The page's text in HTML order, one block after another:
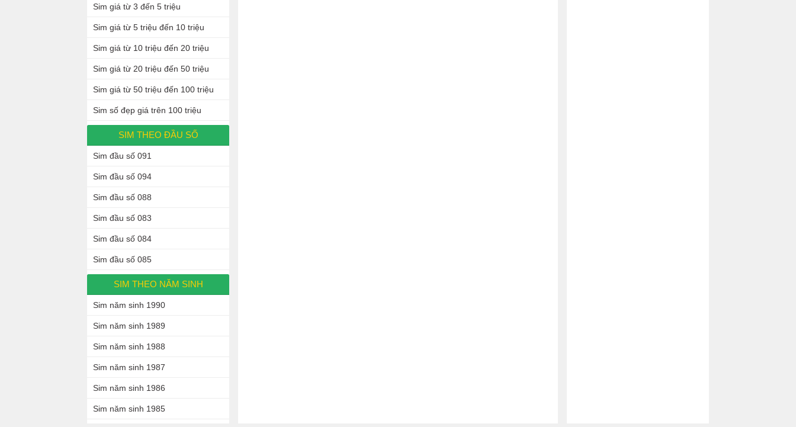
Sim giá từ 3 đến 5 triệu
Sim giá từ 5 triệu đến 10 triệu
Sim giá từ 10 triệu đến 20 triệu
Sim giá từ 20 triệu đến 50 triệu
Sim giá từ 50 triệu đến 100 triệu
Sim số đẹp giá trên 100 triệu
SIM THEO ĐẦU SỐ
Sim đầu số 091
Sim đầu số 094
Sim đầu số 088
Sim đầu số 083
Sim đầu số 084
Sim đầu số 085
SIM THEO NĂM SINH
Sim năm sinh 1990
Sim năm sinh 1989
Sim năm sinh 1988
Sim năm sinh 1987
Sim năm sinh 1986
Sim năm sinh 1985